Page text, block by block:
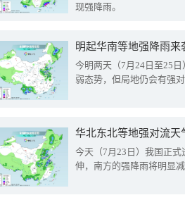
现强降雨。
明起华南等地强降雨
今明两天（7月24日至25
弱态势，但局地仍会有强
华北东北等地强对流天
今天（7月23日）我国正
伸，南方的强降雨将明显